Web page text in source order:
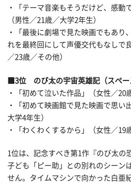
・「テーマ音楽もそうだけど、感動
（男性／21歳／大学2年生）
・「最後に劇場で見た映画でもあり
れを最終回にして声優交代もなしで
／23歳／その他）
■3位 のび太の宇宙英雄記（スペー
・「初めて泣いた作品」（女性／20
・「初めて映画館で見た映画で思い
大学4年生）
・「わくわくするから」（女性／19
1位は、記念すべき第1作『のび太
子ども「ピー助」との別れのシーン
せん。タイムマシンで向かった白亜